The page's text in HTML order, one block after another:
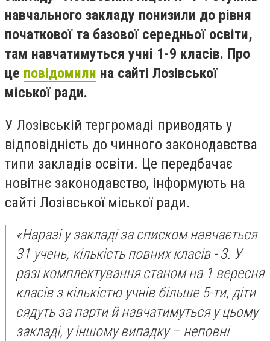
навчального закладу понизили до рівня
початкової та базової середньої освіти,
там навчатимуться учні 1-9 класів. Про
це повідомили на сайті Лозівської
міської ради.
У Лозівській тергромаді приводять у
відповідність до чинного законодавства
типи закладів освіти. Це передбачає
новітнє законодавство, інформують на
сайті Лозівської міської ради.
«Наразі у закладі за списком навчається
31 учень, кількість повних класів - 3. У
разі комплектування станом на 1 вересня
класів з кількістю учнів більше 5-ти, діти
сядуть за парти й навчатимуться у цьому
закладі, у іншому випадку – неповні